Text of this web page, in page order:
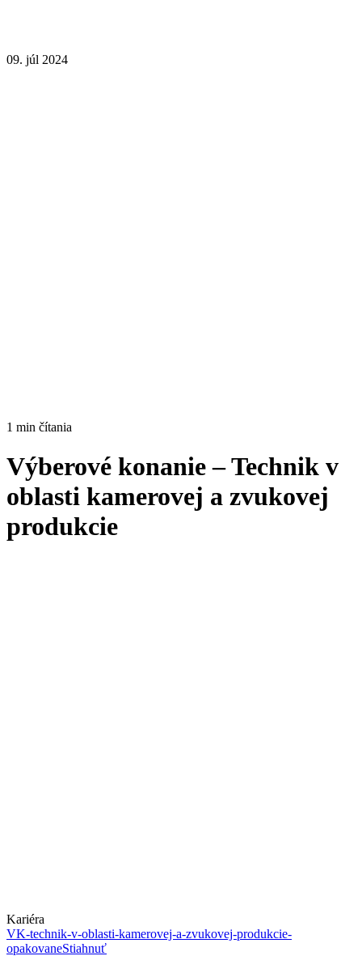
09. júl 2024
1 min čítania
Výberové konanie – Technik v
oblasti kamerovej a zvukovej
produkcie
Kariéra
VK-technik-v-oblasti-kamerovej-a-zvukovej-produkcie-
opakovaneStiahnuť